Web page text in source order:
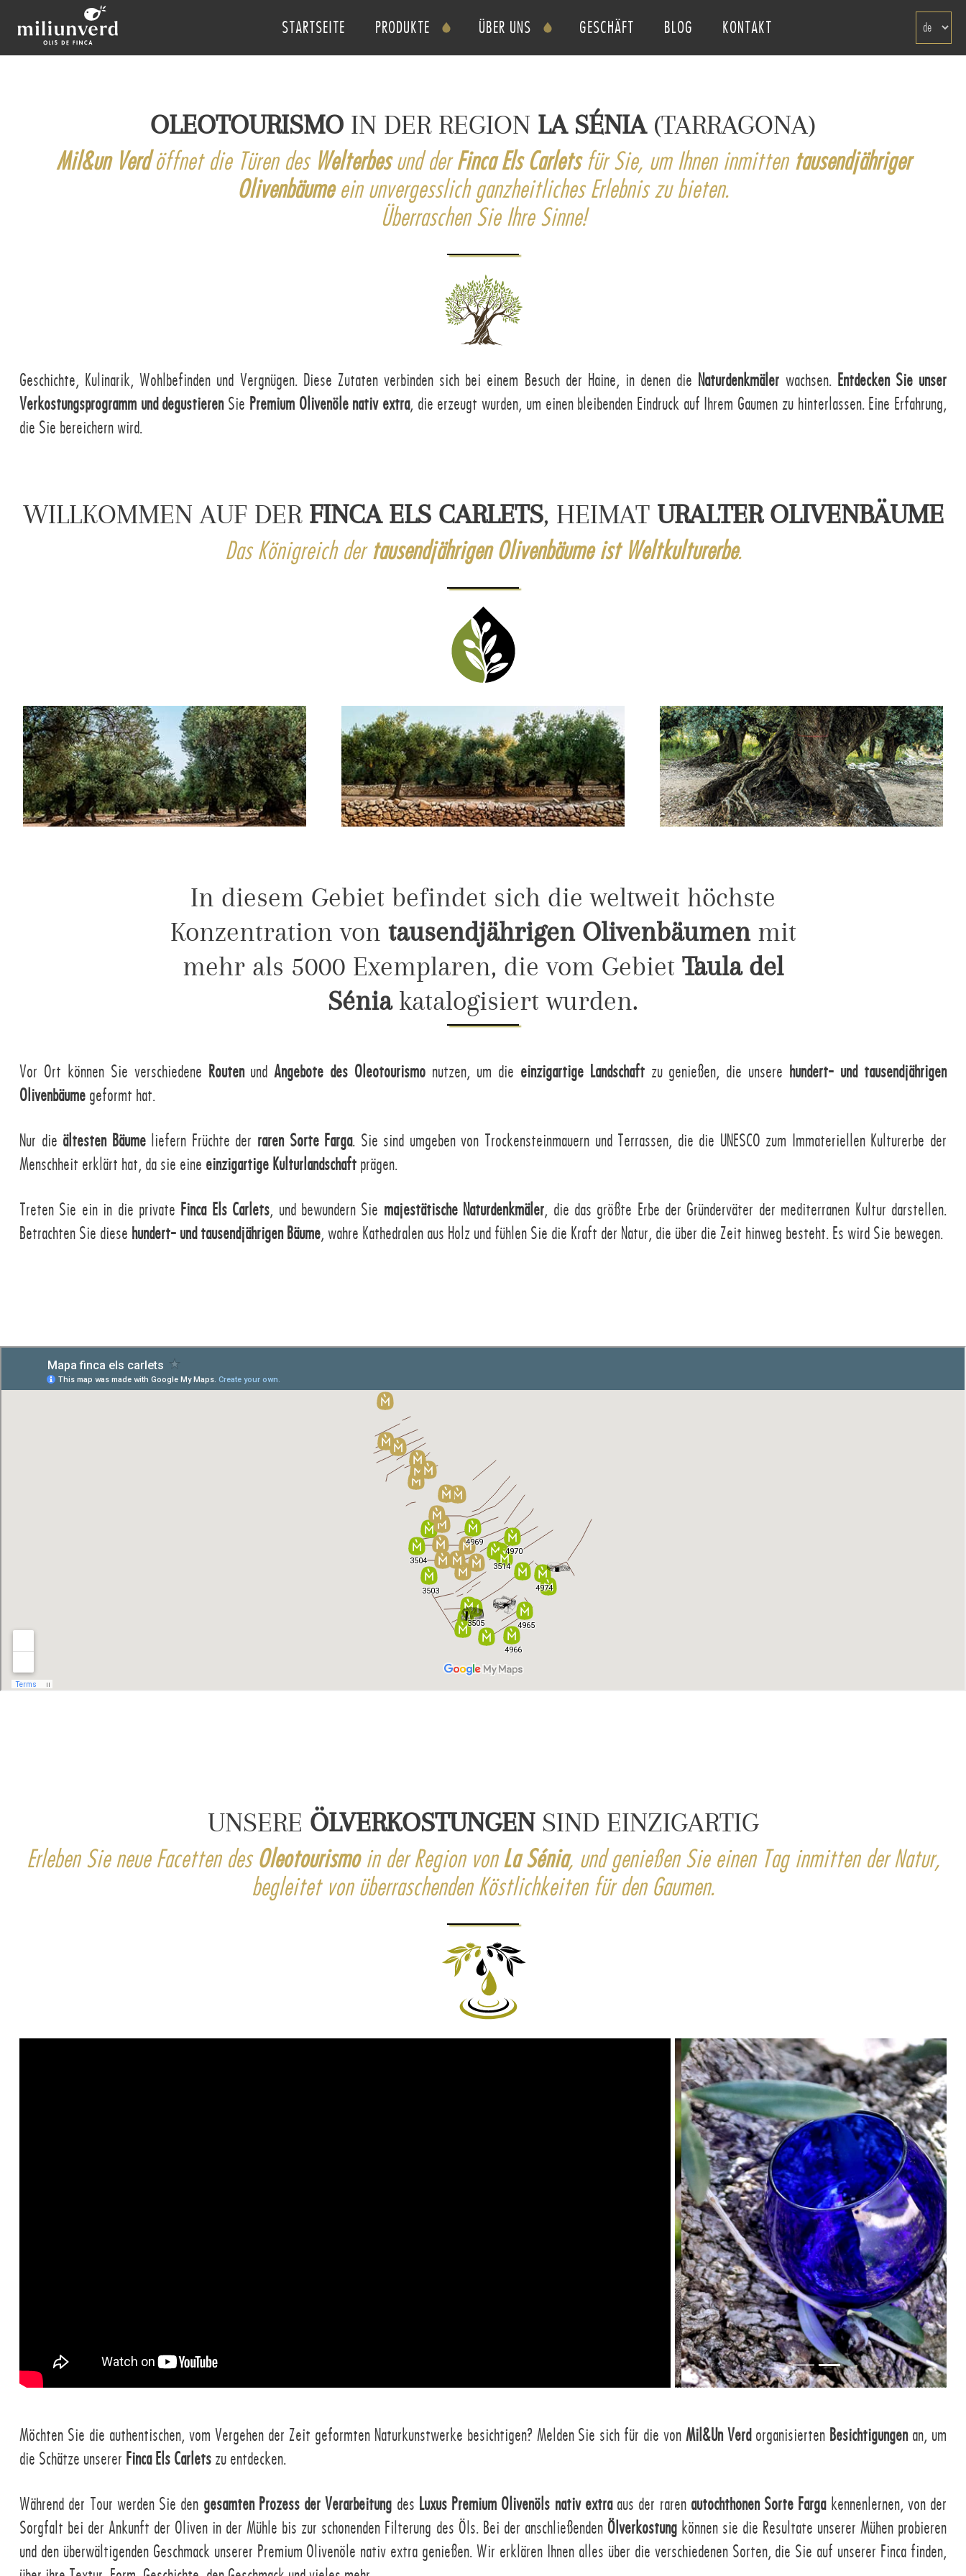
zum
STARTSEITE PRODUKTE ÜBER UNS GESCHÄFT BLOG KONTAKT
Select
your
OLEOTOURISMO IN DER REGION LA SÉNIA(TARRAGONA)
Mil&un Verdöffnet die Türen des Welterbesund derFinca Els Carletsfür Sie, um Ihnen inmitten tausendjähriger
Olivenbäumeein unvergesslich ganzheitliches Erlebnis zu bieten.
Überraschen Sie Ihre Sinne!
Geschichte, Kulinarik, Wohlbefinden und Vergnügen. Diese Zutaten verbinden sich bei einem Besuch der Haine, in denen die Naturdenkmäler wachsen. Entdecken Sie unser
Verkostungsprogramm und degustieren Sie Premium Olivenöle nativ extra, die erzeugt wurden, um einen bleibenden Eindruck auf Ihrem Gaumen zu hinterlassen. Eine Erfahrung,
die Sie bereichern wird.
WILLKOMMEN AUF DER FINCA ELS CARLETS, HEIMAT URALTER OLIVENBÄUME
Das Königreich dertausendjährigen Olivenbäume ist Weltkulturerbe.
In diesem Gebiet befindet sich die weltweit höchste
Konzentration von tausendjährigen Olivenbäumenmit
mehr als 5000 Exemplaren, die vom Gebiet Taula del
Séniakatalogisiert wurden.
Vor Ort können Sie verschiedene Routen undAngebote des Oleotourismo nutzen, um die einzigartige Landschaftzu genießen, die unsere hundert- und tausendjährigen
Olivenbäume geformt hat.
Nur die ältesten Bäumeliefern Früchte der raren Sorte Farga. Sie sind umgeben von Trockensteinmauern und Terrassen, die die UNESCO zum Immateriellen Kulturerbe der
Menschheit erklärt hat, da sie eine einzigartige Kulturlandschaft prägen.
Treten Sie ein in die private Finca Els Carlets, und bewundern Sie majestätische Naturdenkmäler, die das größte Erbe der Gründerväter der mediterranen Kultur darstellen.
Betrachten Sie diese hundert- und tausendjährigen Bäume, wahre Kathedralen aus Holz und fühlen Sie die Kraft der Natur, die über die Zeit hinweg besteht. Es wird Sie bewegen.
UNSERE ÖLVERKOSTUNGEN SIND EINZIGARTIG
Erleben Sie neue Facetten des Oleotourismo in der Region vonLa Sénia, und genießen Sie einen Tag inmitten der Natur,
begleitet von überraschenden Köstlichkeiten für den Gaumen.
Previous Next
Möchten Sie die authentischen, vom Vergehen der Zeit geformten Naturkunstwerke besichtigen? Melden Sie sich für die vonMil&Un Verd organisierten Besichtigungen an, um
die Schätze unserer Finca Els Carletszu entdecken.
Während der Tour werden Sie den gesamten Prozess der Verarbeitung des Luxus Premium Olivenöls nativ extraaus der raren autochthonen Sorte Farga kennenlernen, von der
Sorgfalt bei der Ankunft der Oliven in der Mühle bis zur schonenden Filterung des Öls. Bei der anschließenden Ölverkostung können sie die Resultate unserer Mühen probieren
und den überwältigenden Geschmack unserer Premium Olivenöle nativ extra genießen. Wir erklären Ihnen alles über die verschiedenen Sorten, die Sie auf unserer Finca finden,